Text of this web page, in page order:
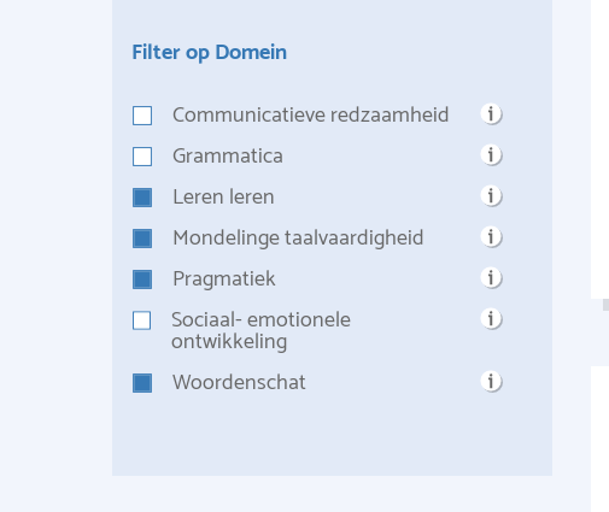
Filter op Domein
Communicatieve redzaamheid
Grammatica
Leren leren
Mondelinge taalvaardigheid
Pragmatiek
Sociaal- emotionele
ontwikkeling
Woordenschat